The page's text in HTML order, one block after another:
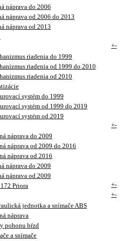
náprava do 2006
náprava od 2006 do 2013
náprava od 2013
+-
riadenia do 1999
riadenia od 1999 do 2010
riadenia od 2010
systém do 1999
systém od 1999 do 2019
systém od 2019
+-
náprava do 2009
náprava od 2009 do 2016
náprava od 2016
náprava do 2009
náprava od 2009
Priora
+-
+-
jednotka a snímače ABS
náprava
pohonu bŕzd
a snímače